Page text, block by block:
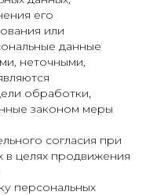
его
или
данные
неточными,
обработки,
законом меры
согласия при
в целях продвижения
персональных